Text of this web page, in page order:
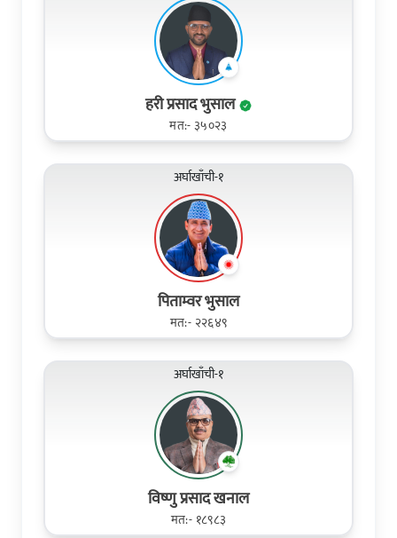
हरी प्रसाद भुसाल
मत:- ३५०२३
अर्घाखाँची-१
पिताम्वर भुसाल
मत:- २२६४९
अर्घाखाँची-१
विष्णु प्रसाद खनाल
मत:- १८९८३